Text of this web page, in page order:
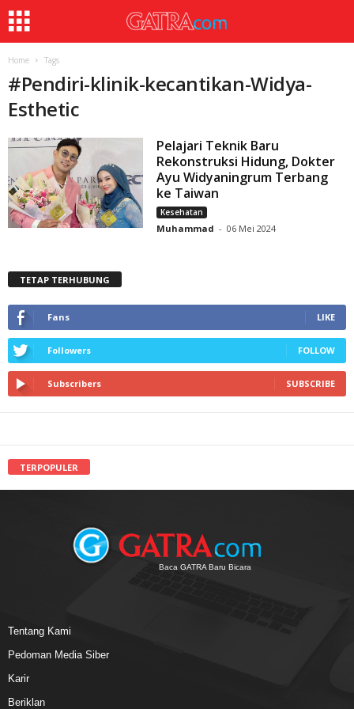
Home Tags
#Pendiri-klinik-kecantikan-Widya-
Esthetic
Pelajari Teknik Baru
Rekonstruksi Hidung, Dokter
Ayu Widyaningrum Terbang
ke Taiwan
Kesehatan
Muhammad - 06 Mei 2024
TETAP TERHUBUNG
Fans LIKE
Followers FOLLOW
Subscribers SUBSCRIBE
TERPOPULER
Baca GATRA Baru Bicara
Tentang Kami
Pedoman Media Siber
Karir
Beriklan